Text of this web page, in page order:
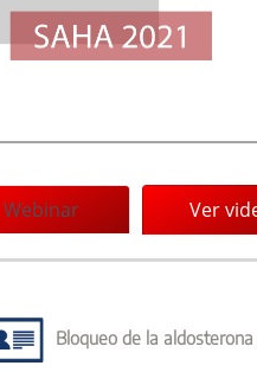
Webinar Ver
Bloqueo de la